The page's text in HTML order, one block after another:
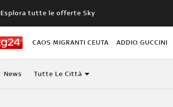
Esplora tutte le offerte Sky
CAOS MIGRANTI CEUTA ADDIO GUCCINI
News Tutte Le Città